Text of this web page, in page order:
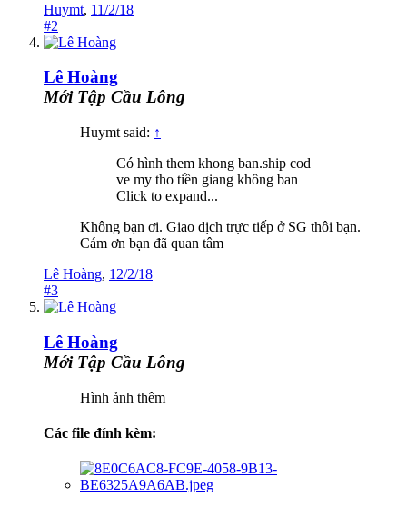
Huymt, 11/2/18
#2
Lê Hoàng
Mới Tập Cầu Lông
Huymt said: ↑
Có hình them khong ban.ship cod
ve my tho tiền giang không ban
Click to expand...
Không bạn ơi. Giao dịch trực tiếp ở SG thôi bạn.
Cám ơn bạn đã quan tâm
Lê Hoàng, 12/2/18
#3
Lê Hoàng
Mới Tập Cầu Lông
Hình ảnh thêm
Các file đính kèm: